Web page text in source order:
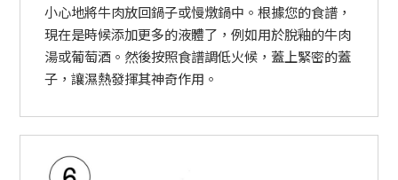
小心地將牛肉放回鍋子或慢燉鍋中。根據您的食譜，
現在是時候添加更多的液體了，例如用於脫釉的牛肉
湯或葡萄酒。然後按照食譜調低火候，蓋上緊密的蓋
子，讓濕熱發揮其神奇作用。